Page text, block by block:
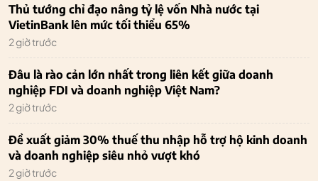
Thủ tướng chỉ đạo nâng tỷ lệ vốn Nhà nước tại
VietinBank lên mức tối thiểu 65%
2 giờ trước
Đâu là rào cản lớn nhất trong liên kết giữa doanh
nghiệp FDI và doanh nghiệp Việt Nam?
2 giờ trước
Đề xuất giảm 30% thuế thu nhập hỗ trợ hộ kinh doanh
và doanh nghiệp siêu nhỏ vượt khó
2 giờ trước